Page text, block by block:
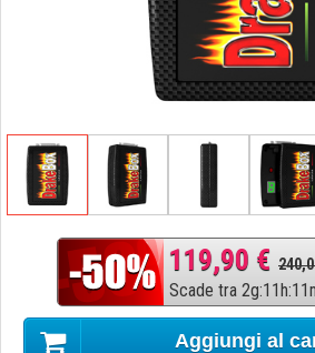
119,90 €
Scade tra 2g:11h:11
Aggiungi al